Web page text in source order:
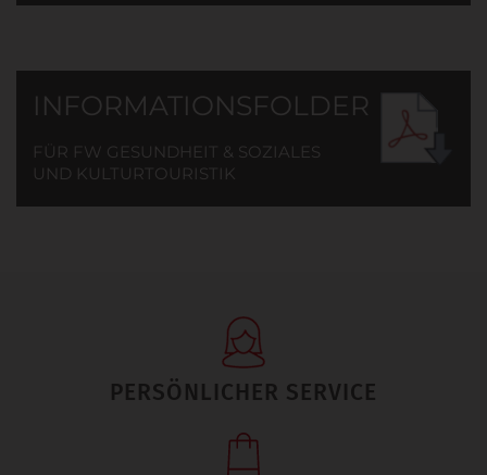
INFORMATIONSFOLDER
FÜR FW GESUNDHEIT & SOZIALES
UND KULTURTOURISTIK
PERSÖNLICHER SERVICE